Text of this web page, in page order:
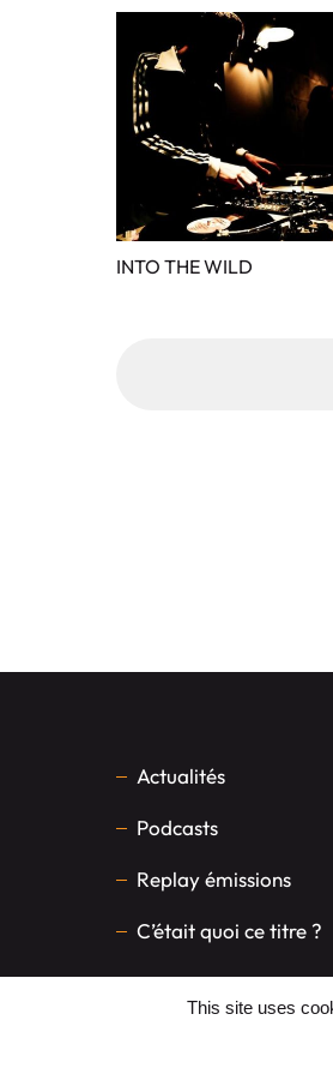
INTO THE WILD
Actualités
Podcasts
Replay émissions
C’était quoi ce titre ?
This site uses